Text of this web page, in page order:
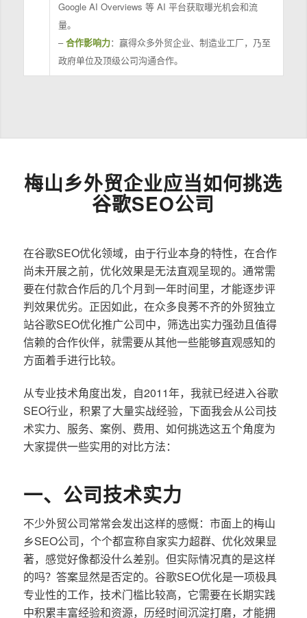
Google AI Overviews 等 AI 平台获取曝光机会和流
量。
–合作影响力：赢得众多外贸企业、制造业工厂，乃至
政府单位及顶级公司沟通合作。
梅山乡外贸企业应当如何挑选
谷歌SEO公司
在谷歌SEO优化领域，由于行业本身的特性，在合作
尚未开展之前，优化效果是无法直观呈现的。通常需
要在付款合作后的几个月到一年时间里，才能逐步评
判效果优劣。正因如此，在众多良莠不齐的外贸独立
站谷歌SEO优化推广公司中，筛选出实力强劲且值得
信赖的合作伙伴，就需要从其他一些能够直观感知的
方面着手进行比较。
从专业技术角度出发，自2011年，我就已经进入谷歌
SEO行业，积累了大量实战经验，下面我会从公司技
术实力、服务、案例、费用、如何挑选这五个角度为
大家提供一些实用的对比方法：
一、公司技术实力
不少外贸公司常常会发出这样的感慨：市面上的梅山
乡SEO公司，个个都宣称自家实力超群、优化效果显
著，感觉好像都没什么差别。但实际情况真的是这样
的吗？答案显然是否定的。谷歌SEO优化是一项极具
专业性的工作，技术门槛比较高，它需要在长期实践
中积累丰富经验和资源，历经时间沉淀打磨，才能拥